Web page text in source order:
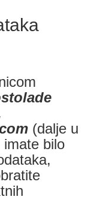
(dalje u
imate bilo